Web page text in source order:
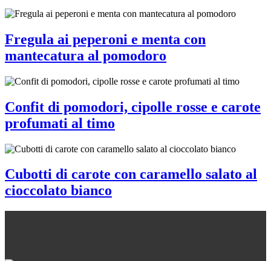
Fregula ai peperoni e menta con
mantecatura al pomodoro
Confit di pomodori, cipolle rosse e carote
profumati al timo
Cubotti di carote con caramello salato al
cioccolato bianco